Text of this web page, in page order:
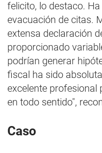
felicito, lo destaco.
evacuación de citas.
extensa declaración
proporcionado
podrían generar
fiscal ha sido
excelente profesional
en todo sentido",
Caso